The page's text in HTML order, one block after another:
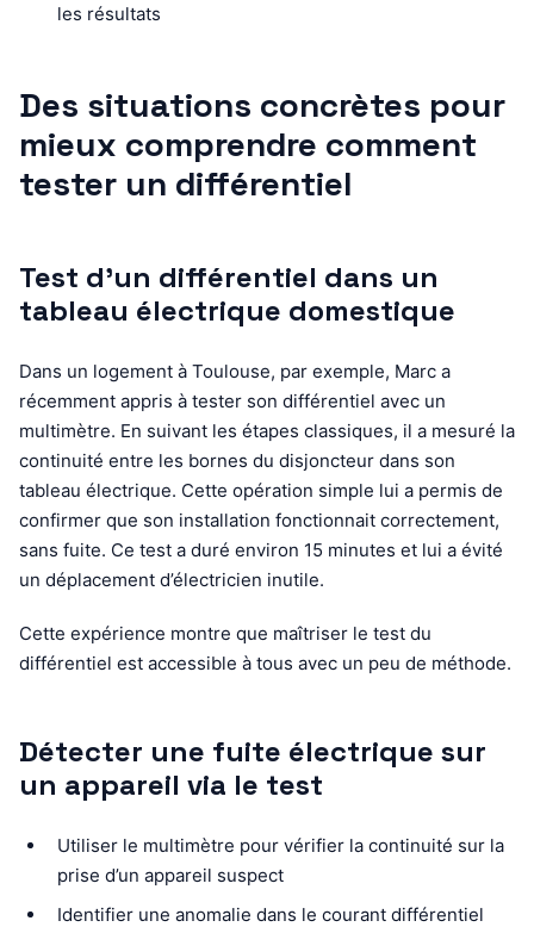
les résultats
Des situations concrètes pour
mieux comprendre comment
tester un différentiel
Test d’un différentiel dans un
tableau électrique domestique
Dans un logement à Toulouse, par exemple, Marc a
récemment appris à tester son différentiel avec un
multimètre. En suivant les étapes classiques, il a mesuré la
continuité entre les bornes du disjoncteur dans son
tableau électrique. Cette opération simple lui a permis de
confirmer que son installation fonctionnait correctement,
sans fuite. Ce test a duré environ 15 minutes et lui a évité
un déplacement d’électricien inutile.
Cette expérience montre que maîtriser le test du
différentiel est accessible à tous avec un peu de méthode.
Détecter une fuite électrique sur
un appareil via le test
Utiliser le multimètre pour vérifier la continuité sur la
prise d’un appareil suspect
Identifier une anomalie dans le courant différentiel